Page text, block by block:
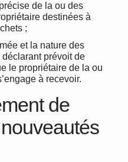
de la ou des
destinées à
;
et la nature des
prévoit de
le propriétaire de la ou
à recevoir.
de